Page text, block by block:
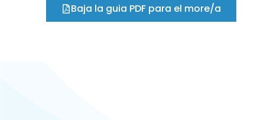
Baja la guia PDF para el more/a